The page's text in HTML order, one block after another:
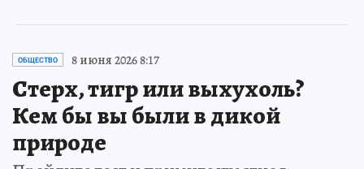
ОБЩЕСТВО 8 июня 2026 8:17
Стерх, тигр или выхухоль?
Кем бы вы были в дикой
природе